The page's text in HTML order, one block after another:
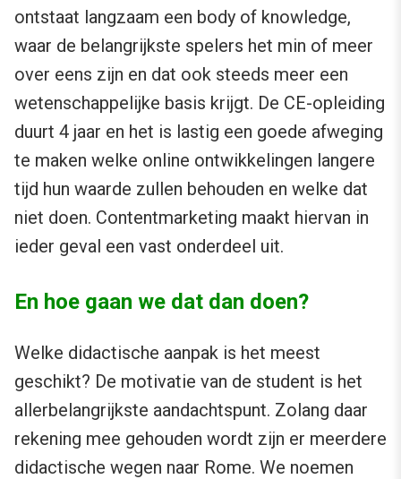
ontstaat langzaam een body of knowledge,
waar de belangrijkste spelers het min of meer
over eens zijn en dat ook steeds meer een
wetenschappelijke basis krijgt. De CE-opleiding
duurt 4 jaar en het is lastig een goede afweging
te maken welke online ontwikkelingen langere
tijd hun waarde zullen behouden en welke dat
niet doen. Contentmarketing maakt hiervan in
ieder geval een vast onderdeel uit.
En hoe gaan we dat dan doen?
Welke didactische aanpak is het meest
geschikt? De motivatie van de student is het
allerbelangrijkste aandachtspunt. Zolang daar
rekening mee gehouden wordt zijn er meerdere
didactische wegen naar Rome. We noemen